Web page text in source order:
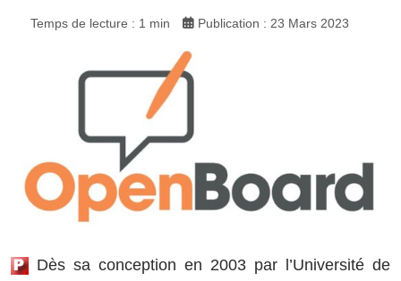
Temps de lecture : 1 min Publication : 23 Mars 2023
Dès sa conception en 2003 par l’Université de